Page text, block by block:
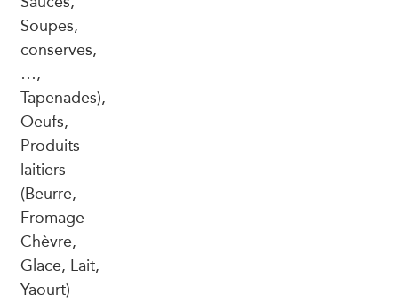
Soupes,
conserves,
…,
Tapenades),
Oeufs,
Produits
laitiers
(Beurre,
Fromage -
Chèvre,
Glace, Lait,
Yaourt)